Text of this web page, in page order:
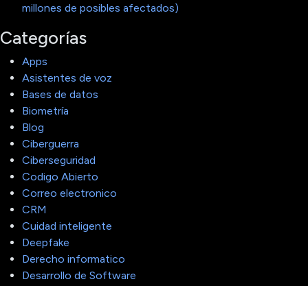
millones de posibles afectados)
Categorías
Apps
Asistentes de voz
Bases de datos
Biometría
Blog
Ciberguerra
Ciberseguridad
Codigo Abierto
Correo electronico
CRM
Cuidad inteligente
Deepfake
Derecho informatico
Desarrollo de Software